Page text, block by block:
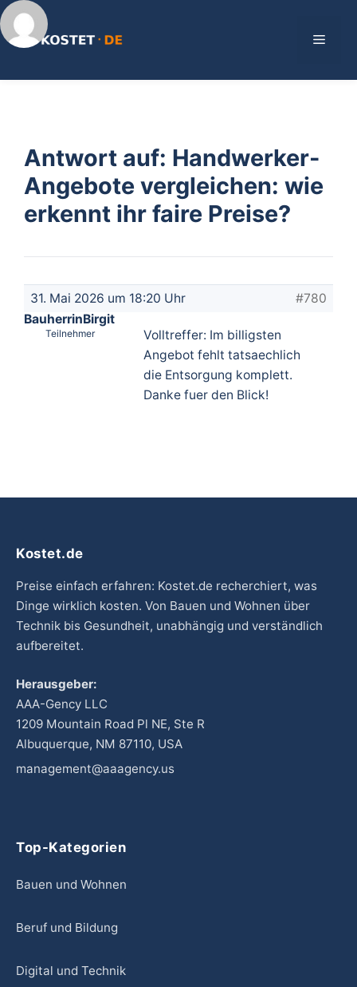
Zum
Inhalt
springen
Menü
Antwort auf: Handwerker-
Angebote vergleichen: wie
erkennt ihr faire Preise?
31. Mai 2026 um 18:20 Uhr
#780
BauherrinBirgit
Teilnehmer
Volltreffer: Im billigsten
Angebot fehlt tatsaechlich
die Entsorgung komplett.
Danke fuer den Blick!
Kostet.de
Preise einfach erfahren: Kostet.de recherchiert, was
Dinge wirklich kosten. Von Bauen und Wohnen über
Technik bis Gesundheit, unabhängig und verständlich
aufbereitet.
Herausgeber:
AAA-Gency LLC
1209 Mountain Road Pl NE, Ste R
Albuquerque, NM 87110, USA
management@aaagency.us
Top-Kategorien
Bauen und Wohnen
Beruf und Bildung
Digital und Technik